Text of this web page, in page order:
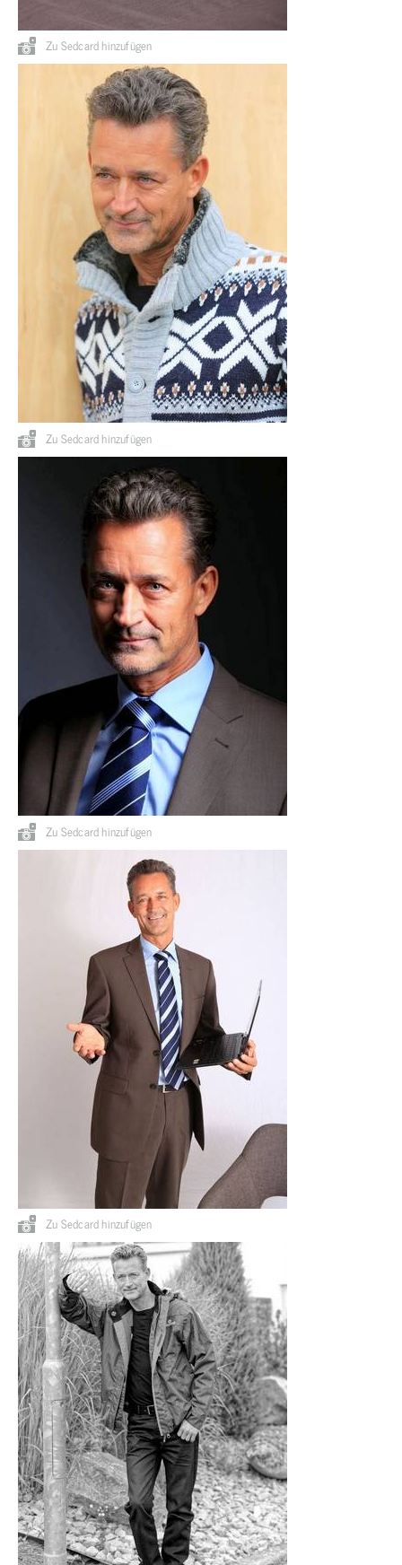
Zu Sedcard hinzufügen
Zu Sedcard hinzufügen
Zu Sedcard hinzufügen
Zu Sedcard hinzufügen